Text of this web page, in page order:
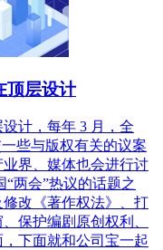
顶层设计
计，每年 3 月，全
些与版权有关的议案
界、媒体也会进行讨
“两会”热议的话题之
改《著作权法》、打
保护编剧原创权利、
下面就和公司宝一起